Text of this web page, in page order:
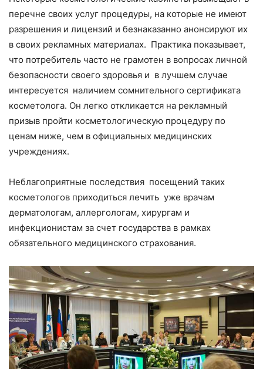
перечне своих услуг процедуры, на которые не имеют
разрешения и лицензий и безнаказанно анонсируют их
в своих рекламных материалах. Практика показывает,
что потребитель часто не грамотен в вопросах личной
безопасности своего здоровья и в лучшем случае
интересуется наличием сомнительного сертификата
косметолога. Он легко откликается на рекламный
призыв пройти косметологическую процедуру по
ценам ниже, чем в официальных медицинских
учреждениях.
Неблагоприятные последствия посещений таких
косметологов приходиться лечить уже врачам
дерматологам, аллергологам, хирургам и
инфекционистам за счет государства в рамках
обязательного медицинского страхования.